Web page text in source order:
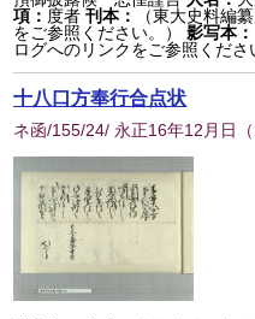
項： 度者 刊本：
（東大史料編
をご参照ください。）
影写本：
ログへのリンクをご参照くださ
十八口方奉行合点状
ネ函/155/24/ 永正16年12月日 （